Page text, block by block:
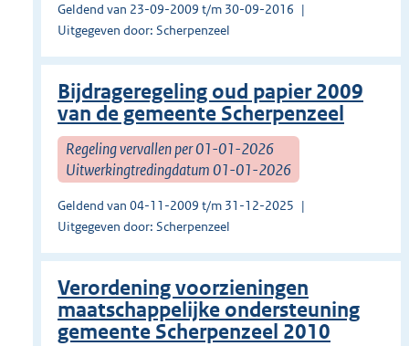
Geldend van 23-09-2009 t/m 30-09-2016
Uitgegeven door: Scherpenzeel
Bijdrageregeling oud papier 2009
van de gemeente Scherpenzeel
Regeling vervallen per 01-01-2026
Uitwerkingtredingdatum 01-01-2026
Geldend van 04-11-2009 t/m 31-12-2025
Uitgegeven door: Scherpenzeel
Verordening voorzieningen
maatschappelijke ondersteuning
gemeente Scherpenzeel 2010